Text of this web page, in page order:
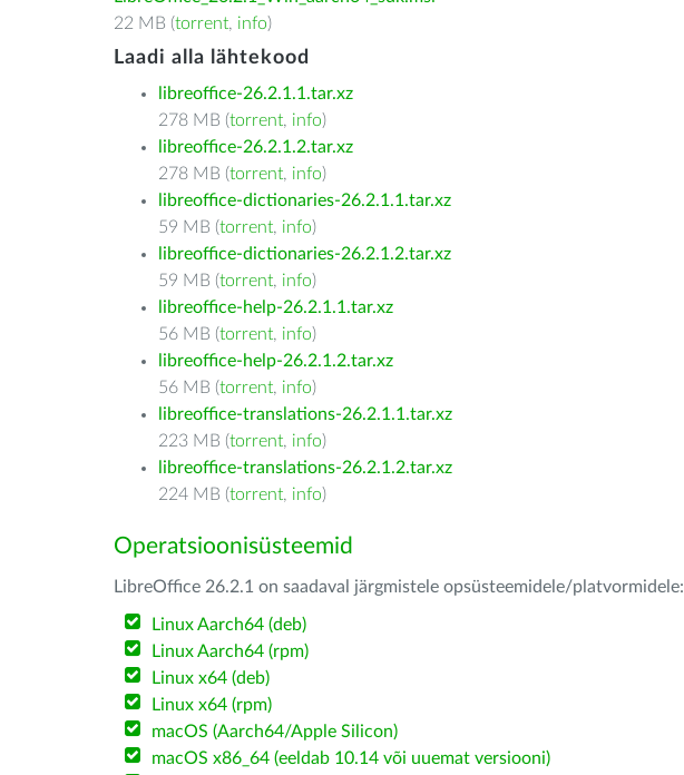
22 MB (torrent, info)
Laadi alla lähtekood
libreoffice-26.2.1.1.tar.xz
278 MB (torrent, info)
libreoffice-26.2.1.2.tar.xz
278 MB (torrent, info)
libreoffice-dictionaries-26.2.1.1.tar.xz
59 MB (torrent, info)
libreoffice-dictionaries-26.2.1.2.tar.xz
59 MB (torrent, info)
libreoffice-help-26.2.1.1.tar.xz
56 MB (torrent, info)
libreoffice-help-26.2.1.2.tar.xz
56 MB (torrent, info)
libreoffice-translations-26.2.1.1.tar.xz
223 MB (torrent, info)
libreoffice-translations-26.2.1.2.tar.xz
224 MB (torrent, info)
Operatsioonisüsteemid
LibreOffice 26.2.1 on saadaval järgmistele opsüsteemidele/platvormidele:
Linux Aarch64 (deb)
Linux Aarch64 (rpm)
Linux x64 (deb)
Linux x64 (rpm)
macOS (Aarch64/Apple Silicon)
macOS x86_64 (eeldab 10.14 või uuemat versiooni)